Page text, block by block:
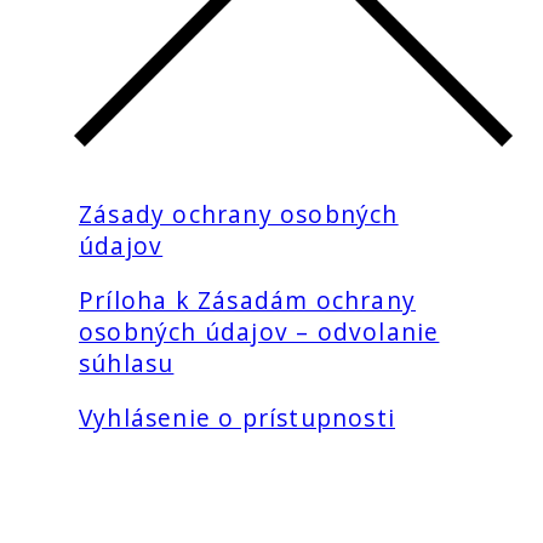
Zásady ochrany osobných
údajov
Príloha k Zásadám ochrany
osobných údajov – odvolanie
súhlasu
Vyhlásenie o prístupnosti